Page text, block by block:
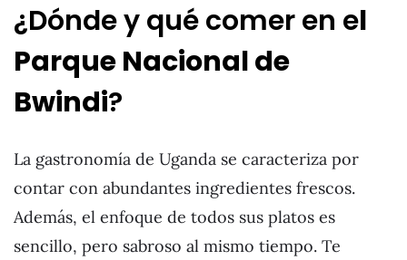
¿Dónde y qué comer en el
Parque Nacional de
Bwindi?
La gastronomía de Uganda se caracteriza por
contar con abundantes ingredientes frescos.
Además, el enfoque de todos sus platos es
sencillo, pero sabroso al mismo tiempo. Te